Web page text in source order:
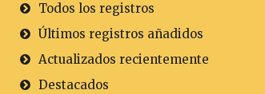
Todos los registros
Últimos registros añadidos
Actualizados recientemente
Destacados